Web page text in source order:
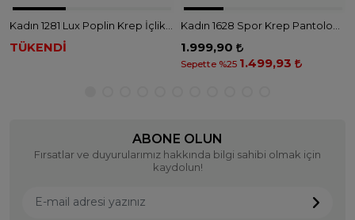
TÜKENDİ 1.999,90
Sepette %25 1.499,93
ABONE OLUN
Fırsatlar ve duyurularımız hakkında bilgi sahibi olmak için
kaydolun!